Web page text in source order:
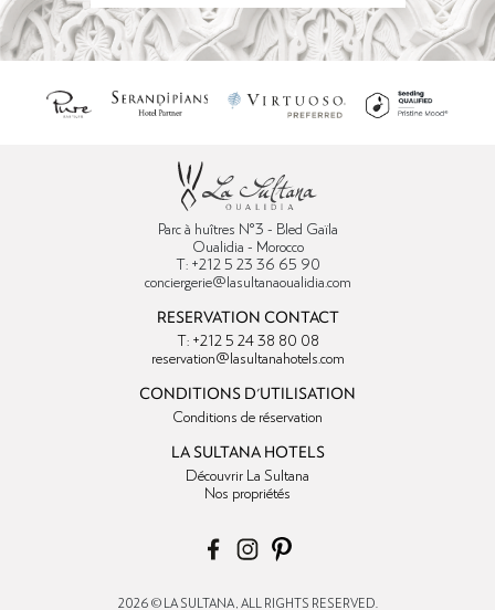
Parc à huîtres N°3 - Bled Gaïla
Oualidia - Morocco
T: +212 5 23 36 65 90
conciergerie@lasultanaoualidia.com
RESERVATION CONTACT
T: +212 5 24 38 80 08
reservation@lasultanahotels.com
CONDITIONS D'UTILISATION
Conditions de réservation
LA SULTANA HOTELS
Découvrir La Sultana
Nos propriétés
2026 © LA SULTANA , ALL RIGHTS RESERVED.